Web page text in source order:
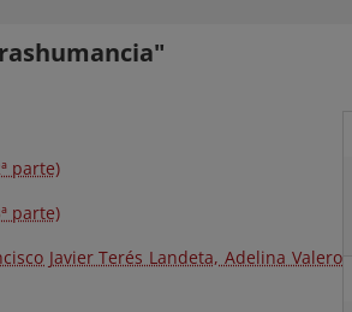
parte)
parte)
Javier Terés Landeta, Adelina Valero